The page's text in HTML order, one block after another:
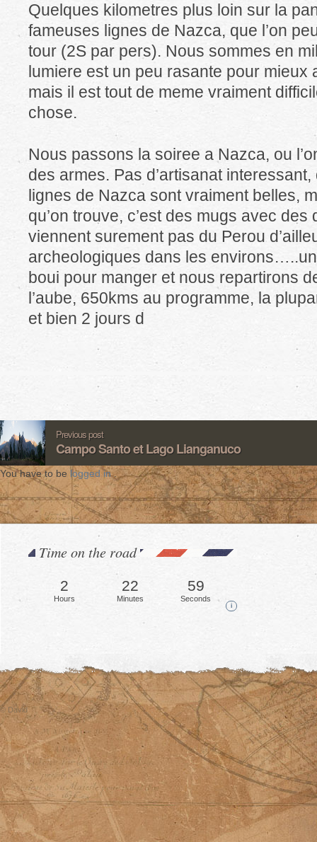
Quelques kilometres plus loin sur la
fameuses lignes de Nazca, que l’on
tour (2S par pers). Nous sommes en
lumiere est un peu rasante pour mieux
mais il est tout de meme vraiment
chose.
Nous passons la soiree a Nazca, ou
des armes. Pas d’artisanat
lignes de Nazca sont vraiment belles,
qu’on trouve, c’est des mugs avec
viennent surement pas du Perou
archeologiques dans les
boui pour manger et nous repartirons
l’aube, 650kms au programme, la
et bien 2 jours d
Previous post
Campo Santo et Lago Lianganuco
You have to belogged in.
Time on the road
2
Hours
23
Minutes
2
Seconds
i
© David